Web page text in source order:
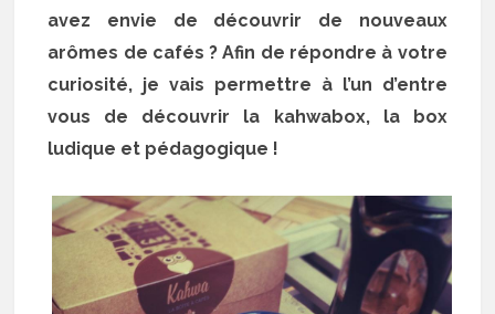
avez envie de découvrir de nouveaux
arômes de cafés ? Afin de répondre à votre
curiosité, je vais permettre à l’un d’entre
vous de découvrir la kahwabox, la box
ludique et pédagogique !